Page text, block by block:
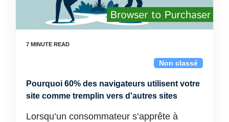
Non classé
Pourquoi 60% des navigateurs utilisent votre
site comme tremplin vers d'autres sites
Lorsqu’un consommateur s’apprête à